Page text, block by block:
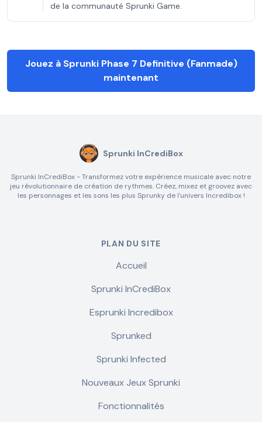
de la communauté Sprunki Game.
Jouez à Sprunki Phase 7 Definitive (Fanmade)
maintenant
Sprunki InCrediBox
Sprunki InCrediBox - Transformez votre expérience musicale avec notre
jeu révolutionnaire de création de rythmes. Créez, mixez et groovez avec
les personnages et les sons les plus Sprunky de l'univers Incredibox !
PLAN DU SITE
Accueil
Sprunki InCrediBox
Esprunki Incredibox
Sprunked
Sprunki Infected
Nouveaux Jeux Sprunki
Fonctionnalités